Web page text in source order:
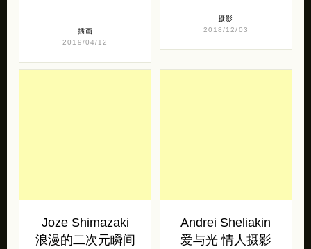
插画
2019/04/12
摄影
2018/12/03
Joze Shimazaki
浪漫的二次元瞬间
Andrei Sheliakin
爱与光 情人摄影